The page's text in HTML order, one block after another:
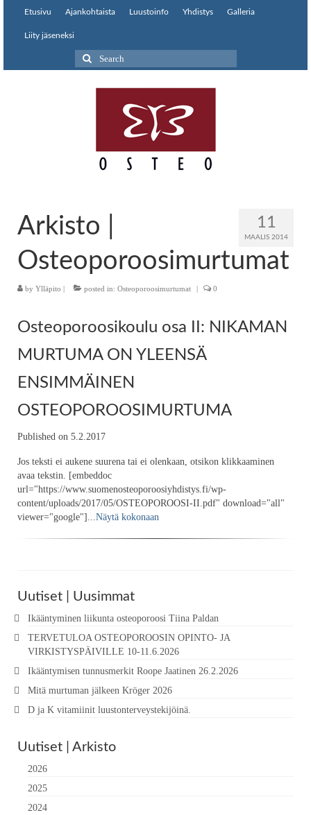
Etusivu Ajankohtaista Luustoinfo Yhdistys Galleria
Liity jäseneksi
Search
for:
11
MAALIS 2014
Arkisto |
Osteoporoosimurtumat
by Ylläpito | posted in: Osteoporoosimurtumat | 0
Osteoporoosikoulu osa II: NIKAMAN
MURTUMA ON YLEENSÄ
ENSIMMÄINEN
OSTEOPOROOSIMURTUMA
Published on 5.2.2017
Jos teksti ei aukene suurena tai ei olenkaan, otsikon klikkaaminen
avaa tekstin. [embeddoc
url="https://www.suomenosteoporoosiyhdistys.fi/wp-
content/uploads/2017/05/OSTEOPOROOSI-II.pdf" download="all"
viewer="google"]... Näytä kokonaan
Uutiset | Uusimmat
Ikääntyminen liikunta osteoporoosi Tiina Paldan
TERVETULOA OSTEOPOROOSIN OPINTO- JA
VIRKISTYSPÄIVILLE 10-11.6.2026
Ikääntymisen tunnusmerkit Roope Jaatinen 26.2.2026
Mitä murtuman jälkeen Kröger 2026
D ja K vitamiinit luustonterveystekijöinä.
Uutiset | Arkisto
2026
2025
2024